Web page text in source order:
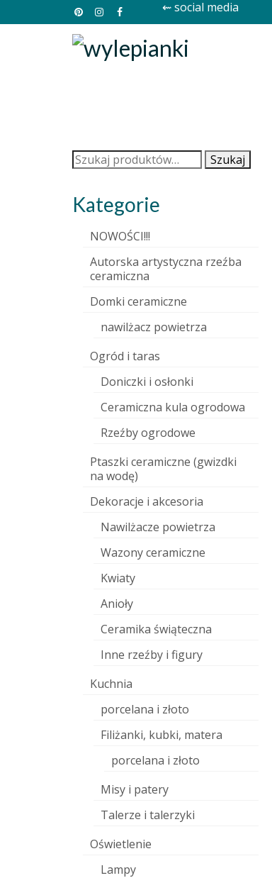
⇜ social media
Kubek sgraffito. Jak to się
robi?
Witajcie dziś kubek sgraffito, O
technice sgraffito mogliście już
przeczytać tutaj. Można obejrzeć
filmik, w...
Szukaj: Szukaj
Kategorie
NOWOŚCI!!!
Autorska artystyczna rzeźba
ceramiczna
Domki ceramiczne
nawilżacz powietrza
Ogród i taras
Doniczki i osłonki
Ceramiczna kula ogrodowa
Rzeźby ogrodowe
Ptaszki ceramiczne (gwizdki
na wodę)
Dekoracje i akcesoria
Nawilżacze powietrza
Wazony ceramiczne
Kwiaty
Anioły
Ceramika świąteczna
Inne rzeźby i figury
Kuchnia
porcelana i złoto
Filiżanki, kubki, matera
porcelana i złoto
Misy i patery
Talerze i talerzyki
Oświetlenie
Lampy